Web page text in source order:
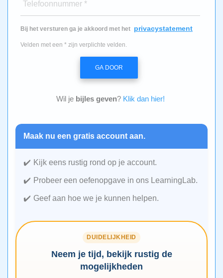
Telefoonnummer *
Bij het versturen ga je akkoord met het privacystatement
Velden met een * zijn verplichte velden.
GA DOOR
Wil je bijles geven? Klik dan hier!
Maak nu een gratis account aan.
Kijk eens rustig rond op je account.
Probeer een oefenopgave in ons LearningLab.
Geef aan hoe we je kunnen helpen.
DUIDELIJKHEID
Neem je tijd, bekijk rustig de
mogelijkheden